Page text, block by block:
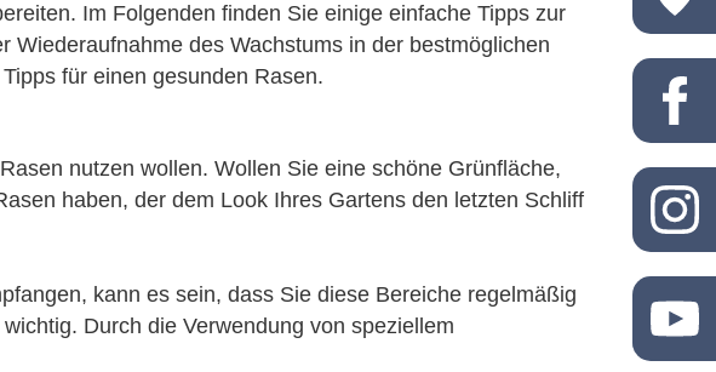
Im Folgenden finden Sie einige einfache Tipps zur
des Wachstums in der bestmöglichen
für einen gesunden Rasen.
nutzen wollen. Wollen Sie eine schöne Grünfläche,
haben, der dem Look Ihres Gartens den letzten Schliff
kann es sein, dass Sie diese Bereiche regelmäßig
Durch die Verwendung von speziellem